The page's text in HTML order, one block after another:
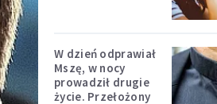
W dzień odprawiał
Mszę, w nocy
prowadził drugie
życie. Przełożony